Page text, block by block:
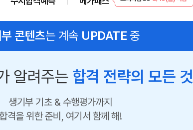
콘텐츠는 계속 UPDATE 중
알려주는 합격 전략의 모든 것
생기부 기초 & 수행평가까지
격을 위한 준비, 여기서 함께 해!